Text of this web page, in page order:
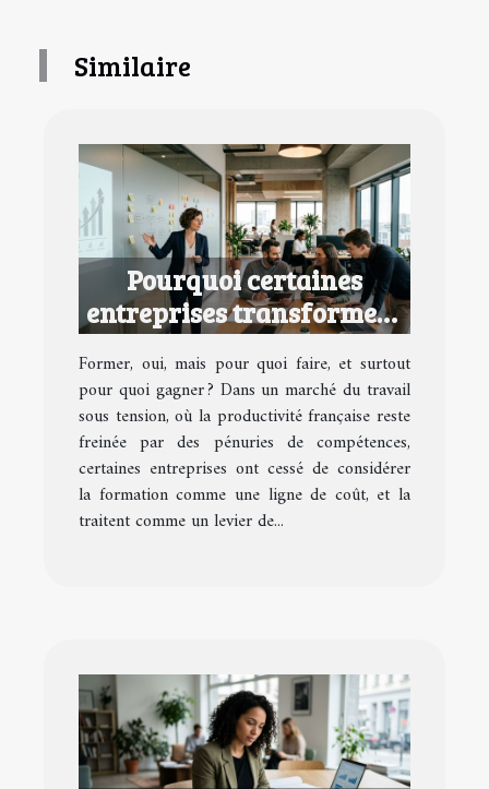
Similaire
Pourquoi certaines
entreprises transforment
la formation en avantage
concurrentiel
Former, oui, mais pour quoi faire, et surtout
pour quoi gagner ? Dans un marché du travail
sous tension, où la productivité française reste
freinée par des pénuries de compétences,
certaines entreprises ont cessé de considérer
la formation comme une ligne de coût, et la
traitent comme un levier de...